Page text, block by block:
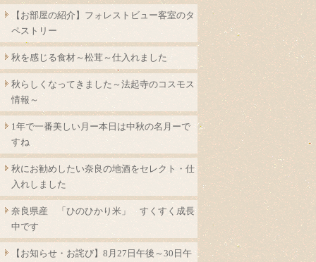
【お部屋の紹介】フォレストビュー客室のタ
ペストリー
秋を感じる食材～松茸～仕入れました
秋らしくなってきました～法起寺のコスモス
情報～
1年で一番美しい月ー本日は中秋の名月ーで
すね
秋にお勧めしたい奈良の地酒をセレクト・仕
入れしました
奈良県産 「ひのひかり米」 すくすく成長
中です
【お知らせ・お詫び】8月27日午後～30日午